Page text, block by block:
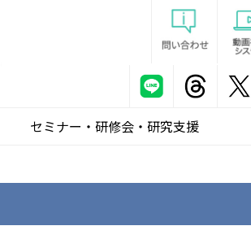
セミナー・研修会・研究支援